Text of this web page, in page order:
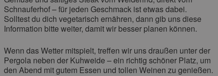
Schnauferhof – für jeden Geschmack ist etwas dabei.
Solltest du dich vegetarisch ernähren, dann gib uns diese
Information bitte weiter, damit wir besser planen können.
Wenn das Wetter mitspielt, treffen wir uns draußen unter der
Pergola neben der Kuhweide – ein richtig schöner Platz, um
den Abend mit gutem Essen und tollen Weinen zu genießen.